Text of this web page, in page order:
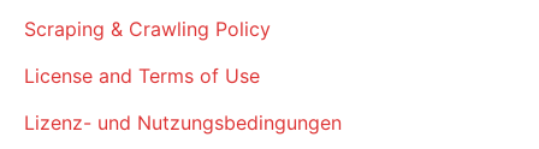
Scraping & Crawling Policy
License and Terms of Use
Lizenz- und Nutzungsbedingungen